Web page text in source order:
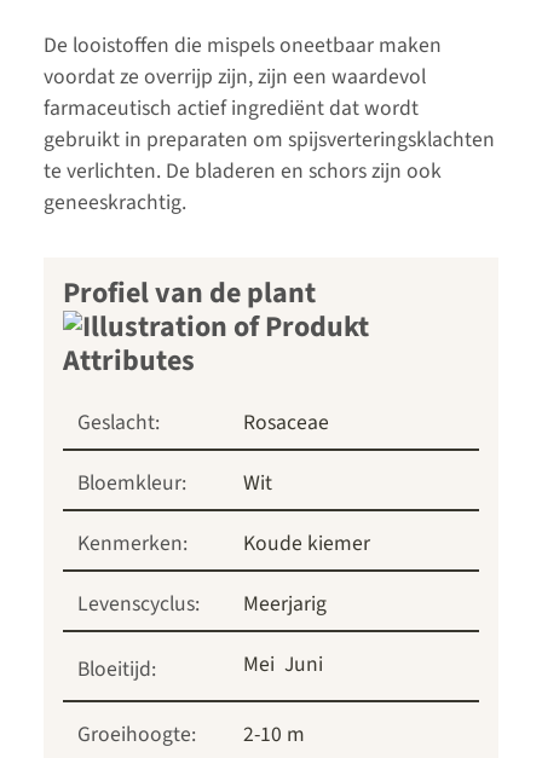
De looistoffen die mispels oneetbaar maken
voordat ze overrijp zijn, zijn een waardevol
farmaceutisch actief ingrediënt dat wordt
gebruikt in preparaten om spijsverteringsklachten
te verlichten. De bladeren en schors zijn ook
geneeskrachtig.
Profiel van de plant
Geslacht:
Rosaceae
Bloemkleur:
Wit
Kenmerken:
Koude kiemer
Levenscyclus:
Meerjarig
Bloeitijd: Mei Juni
Groeihoogte: 2-10 m